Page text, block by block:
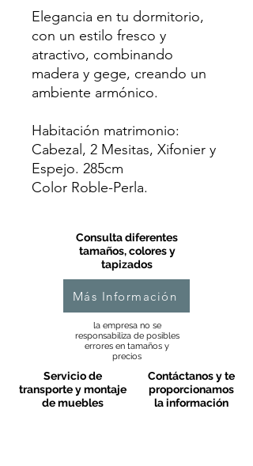
Elegancia en tu dormitorio,
con un estilo fresco y
atractivo, combinando
madera y gege, creando un
ambiente armónico.
Habitación matrimonio:
Cabezal, 2 Mesitas, Xifonier y
Espejo. 285cm
Color Roble-Perla.
Consulta diferentes
tamaños, colores y
tapizados
Más Información
la empresa no se
responsabiliza de posibles
errores en tamaños y
precios
Servicio de
transporte y montaje
de muebles
Contáctanos y te
proporcionamos
la información